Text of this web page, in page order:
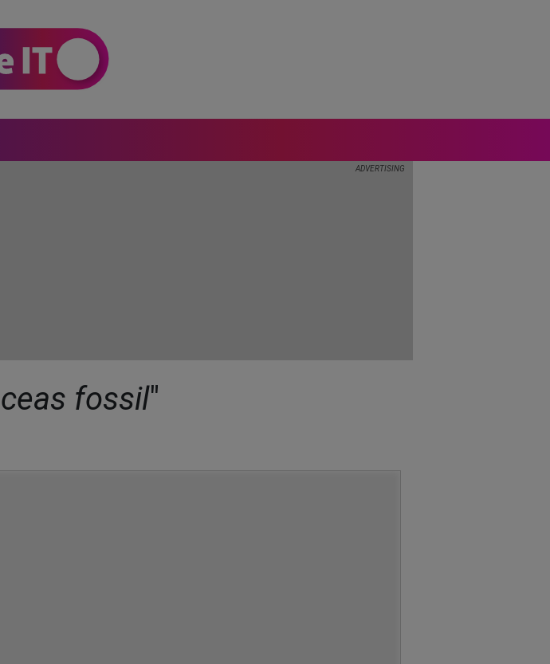
ceas fossil"